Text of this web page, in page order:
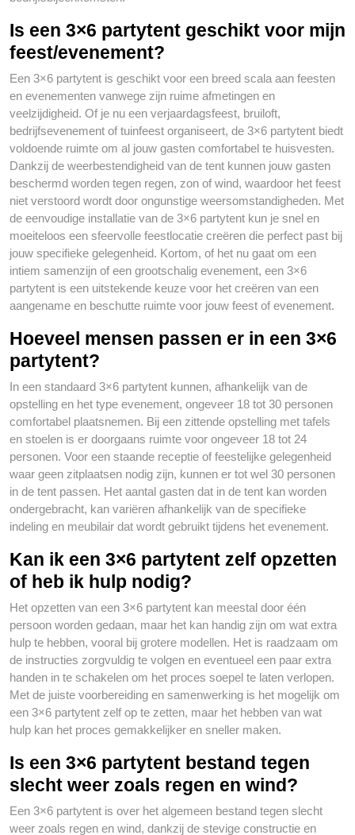
Is een 3×6 partytent geschikt voor mijn
feest/evenement?
Een 3×6 partytent is geschikt voor een breed scala aan feesten
en evenementen vanwege zijn ruime afmetingen en
veelzijdigheid. Of je nu een verjaardagsfeest, bruiloft,
bedrijfsevenement of tuinfeest organiseert, de 3×6 partytent biedt
voldoende ruimte om al jouw gasten comfortabel te huisvesten.
Dankzij de weerbestendigheid van de tent kunnen jouw gasten
beschermd worden tegen regen, zon of wind, waardoor het feest
niet verstoord wordt door ongunstige weersomstandigheden. Met
de eenvoudige installatie van de 3×6 partytent kun je snel en
moeiteloos een sfeervolle feestlocatie creëren die perfect past bij
jouw specifieke gelegenheid. Kortom, of het nu gaat om een
intiem samenzijn of een grootschalig evenement, een 3×6
partytent is een uitstekende keuze voor het creëren van een
aangename en beschutte ruimte voor jouw feest of evenement.
Hoeveel mensen passen er in een 3×6
partytent?
In een standaard 3×6 partytent kunnen, afhankelijk van de
opstelling en het type evenement, ongeveer 18 tot 30 personen
comfortabel plaatsnemen. Bij een zittende opstelling met tafels
en stoelen is er doorgaans ruimte voor ongeveer 18 tot 24
personen. Voor een staande receptie of feestelijke gelegenheid
waar geen zitplaatsen nodig zijn, kunnen er tot wel 30 personen
in de tent passen. Het aantal gasten dat in de tent kan worden
ondergebracht, kan variëren afhankelijk van de specifieke
indeling en meubilair dat wordt gebruikt tijdens het evenement.
Kan ik een 3×6 partytent zelf opzetten
of heb ik hulp nodig?
Het opzetten van een 3×6 partytent kan meestal door één
persoon worden gedaan, maar het kan handig zijn om wat extra
hulp te hebben, vooral bij grotere modellen. Het is raadzaam om
de instructies zorgvuldig te volgen en eventueel een paar extra
handen in te schakelen om het proces soepel te laten verlopen.
Met de juiste voorbereiding en samenwerking is het mogelijk om
een 3×6 partytent zelf op te zetten, maar het hebben van wat
hulp kan het proces gemakkelijker en sneller maken.
Is een 3×6 partytent bestand tegen
slecht weer zoals regen en wind?
Een 3×6 partytent is over het algemeen bestand tegen slecht
weer zoals regen en wind, dankzij de stevige constructie en